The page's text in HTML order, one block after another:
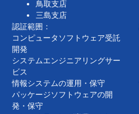
鳥取支店
三島支店
認証範囲：
コンピュータソフトウェア受託
開発
システムエンジニアリングサー
ビス
情報システムの運用・保守
パッケージソフトウェアの開
発・保守